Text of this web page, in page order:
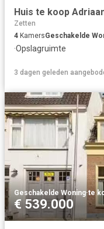
Zetten
4 KamersGeschakelde
·Opslagruimte
3 dagen geleden
Geschakelde Woning·te
€ 539.000